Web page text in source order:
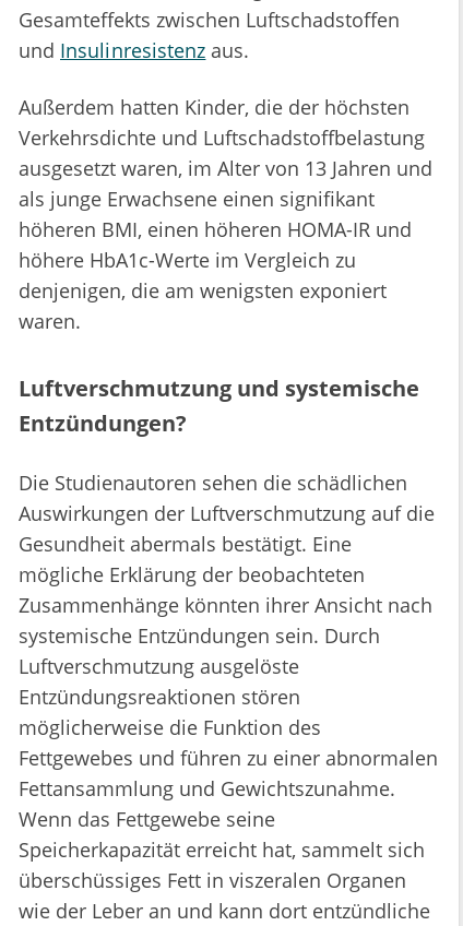
Gesamteffekts zwischen Luftschadstoffen
und Insulinresistenz aus.
Außerdem hatten Kinder, die der höchsten
Verkehrsdichte und Luftschadstoffbelastung
ausgesetzt waren, im Alter von 13 Jahren und
als junge Erwachsene einen signifikant
höheren BMI, einen höheren HOMA-IR und
höhere HbA1c-Werte im Vergleich zu
denjenigen, die am wenigsten exponiert
waren.
Luftverschmutzung und systemische
Entzündungen?
Die Studienautoren sehen die schädlichen
Auswirkungen der Luftverschmutzung auf die
Gesundheit abermals bestätigt. Eine
mögliche Erklärung der beobachteten
Zusammenhänge könnten ihrer Ansicht nach
systemische Entzündungen sein. Durch
Luftverschmutzung ausgelöste
Entzündungsreaktionen stören
möglicherweise die Funktion des
Fettgewebes und führen zu einer abnormalen
Fettansammlung und Gewichtszunahme.
Wenn das Fettgewebe seine
Speicherkapazität erreicht hat, sammelt sich
überschüssiges Fett in viszeralen Organen
wie der Leber an und kann dort entzündliche